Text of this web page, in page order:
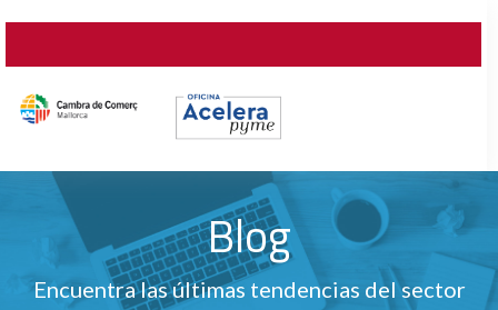
Blog
Encuentra las últimas tendencias del sector